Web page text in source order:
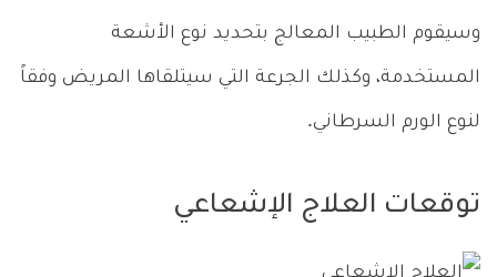
وسيقوم الطبيب المعالج بتحديد نوع الأشعة
المستخدمة، وكذلك الجرعة التي سيتلقاها المريض وفقاً
لنوع الورم السرطاني.
توقعات العلاج الإشعاعي